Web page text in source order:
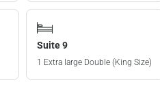
Suite 9
1 Extra large Double (King Size)